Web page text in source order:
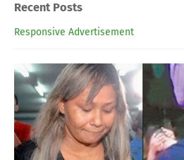
Recent Posts
Responsive Advertisement